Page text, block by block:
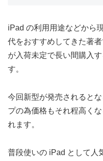
iPad の利用用途などから
代をおすすめしてきた著
が入荷未定で長い間購入
す。
今回新型が発売されると
プの為価格もそれ程高く
れます。
普段使いの iPad として人